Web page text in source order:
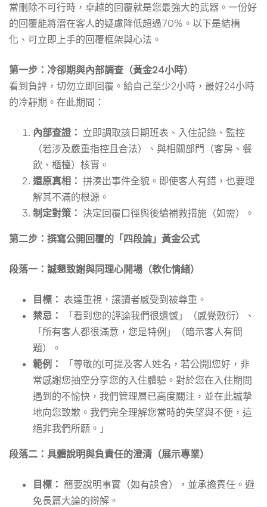
當刪除不可行時，卓越的回覆就是您最強大的武器。一份好
的回覆能將潛在客人的疑慮降低超過70%。以下是結構
化、可立即上手的回覆框架與心法。
第一步：冷卻期與內部調查（黃金24小時）
看到負評，切勿立即回覆。給自己至少2小時，最好24小時
的冷靜期。在此期間：
內部查證： 立即調取該日期班表、入住記錄、監控
（若涉及嚴重指控且合法）、與相關部門（客房、餐
飲、櫃檯）核實。
還原真相： 拼湊出事件全貌。即使客人有錯，也要理
解其不滿的根源。
制定對策： 決定回覆口徑與後續補救措施（如需）。
第二步：撰寫公開回覆的「四段論」黃金公式
段落一：誠懇致謝與同理心開場（軟化情緒）
目標： 表達重視，讓讀者感受到被尊重。
禁忌：
「看到您的評論我們很遺憾」（感覺敷衍）、
「所有客人都很滿意，您是特例」（暗示客人有問
題）。
範例：
「尊敬的[可提及客人姓名，若公開]您好，非
常感謝您抽空分享您的入住體驗。對於您在入住期間
遇到的不愉快，我們管理層已高度關注，並在此誠摯
地向您致歉。我們完全理解您當時的失望與不便，這
絕非我們所願。」
段落二：具體說明與負責任的澄清（展示專業）
目標： 簡要說明事實（如有誤會），並承擔責任。避
免長篇大論的辯解。